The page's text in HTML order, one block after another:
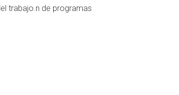
trabajo.n de programas